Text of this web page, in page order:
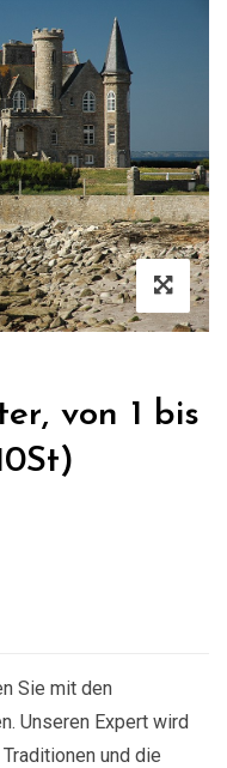
von 1 bis
Sie mit den
Unseren Expert wird
und die